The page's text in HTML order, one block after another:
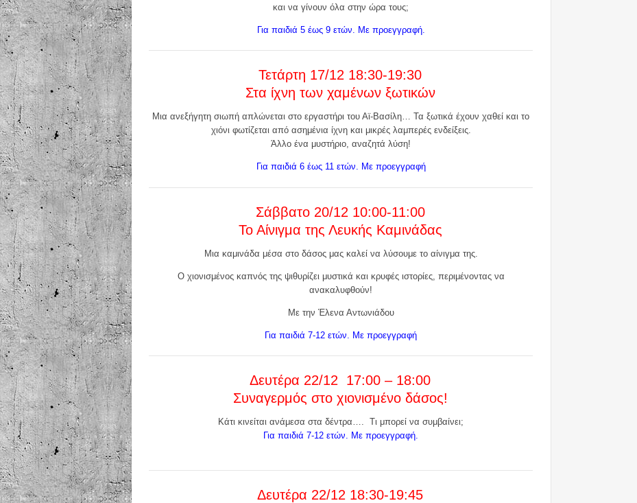
και να γίνουν όλα στην ώρα τους;
Για παιδιά 5 έως 9 ετών. Με προεγγραφή.
Τετάρτη 17/12 18:30-19:30
Στα ίχνη των χαμένων ξωτικών
Μια ανεξήγητη σιωπή απλώνεται στο εργαστήρι του Αϊ-Βασίλη… Τα ξωτικά έχουν χαθεί και το
χιόνι φωτίζεται από ασημένια ίχνη και μικρές λαμπερές ενδείξεις.
Άλλο ένα μυστήριο, αναζητά λύση!
Για παιδιά 6 έως 11 ετών. Με προεγγραφή
Σάββατο 20/12 10:00-11:00
Το Αίνιγμα της Λευκής Καμινάδας
Μια καμινάδα μέσα στο δάσος μας καλεί να λύσουμε το αίνιγμα της.
Ο χιονισμένος καπνός της ψιθυρίζει μυστικά και κρυφές ιστορίες, περιμένοντας να
ανακαλυφθούν!
Με την Έλενα Αντωνιάδου
Για παιδιά 7-12 ετών. Με προεγγραφή
Δευτέρα 22/12 17:00 – 18:00
Συναγερμός στο χιονισμένο δάσος!
Κάτι κινείται ανάμεσα στα δέντρα…. Τι μπορεί να συμβαίνει;
Για παιδιά 7-12 ετών. Με προεγγραφή.
Δευτέρα 22/12 18:30-19:45